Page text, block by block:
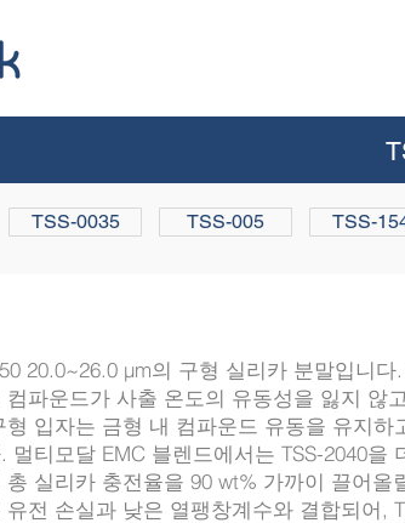
TSS-0035 TSS-005 TSS-
20.0~26.0 µm의 구형 실리카 분말입니
컴파운드가 사출 온도의 유동성을 잃지 않
형 입자는 금형 내 컴파운드 유동을 유지하
멀티모달 EMC 블렌드에서는 TSS-2040을
총 실리카 충전율을 90 wt% 가까이 끌어올
전 손실과 낮은 열팽창계수와 결합되어,